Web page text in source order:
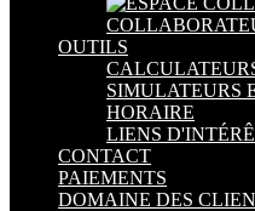
OUTILS
SIMULATEURS
HORAIRE
LIENS
CONTACT
PAIEMENTS
DOMAINE DES